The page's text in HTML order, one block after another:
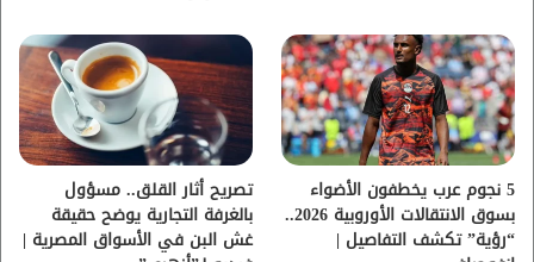
5 نجوم عرب يخطفون الأضواء
بسوق الانتقالات الأوروبية 2026..
“رؤية” تكشف التفاصيل |
تصريح أثار القلق.. مسؤول
بالغرفة التجارية يوضح حقيقة
غش البن في الأسواق المصرية |